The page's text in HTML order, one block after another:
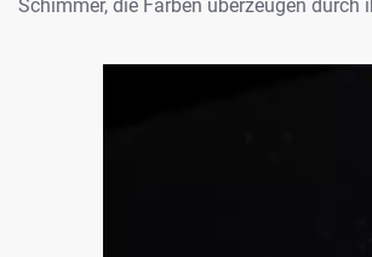
Schimmer, die Farben überzeugen durch